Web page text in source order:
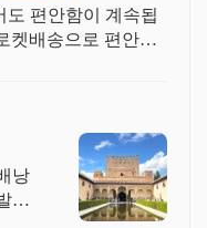
도 편안함이 계속됩
켓배송으로 편안함
낭
틱